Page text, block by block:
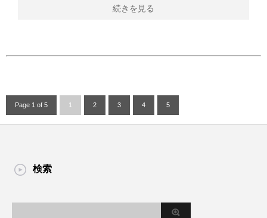
続きを見る
Page 1 of 5 1 2 3 4 5
検索